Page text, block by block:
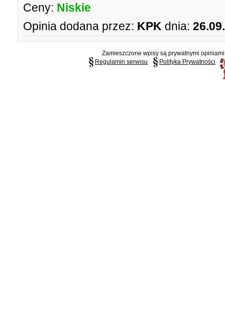
Ceny: Niskie
Opinia dodana przez: KPK dnia:
Zamieszczone wpisy są prywatnymi
Regulamin serwisu
Polityka Prywatności